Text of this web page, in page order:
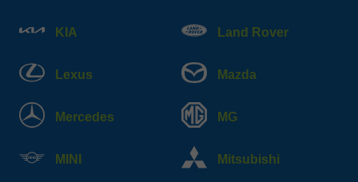
KIA Land Rover
Lexus Mazda
Mercedes MG
MINI Mitsubishi